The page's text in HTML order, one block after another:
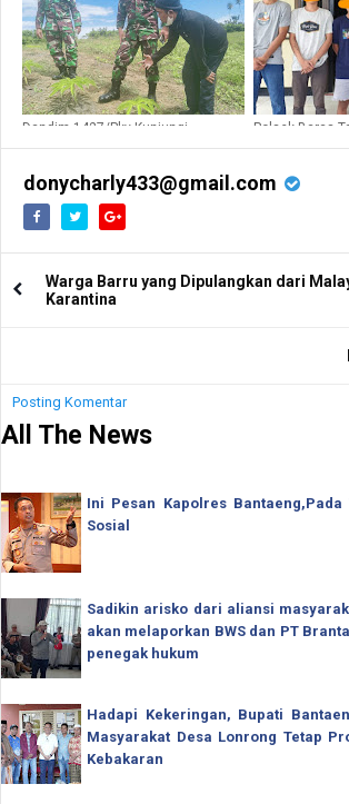
Dandim 1427/Pky Kunjungi
Polsek Baras
donycharly433@gmail.com
Warga Barru yang Dipulangkan dari
Karantina
Posting Komentar
All The News
Ini Pesan Kapolres
Sosial
Sadikin arisko dari aliansi
akan melaporkan BWS dan PT
penegak hukum
Hadapi Kekeringan, Bupati
Masyarakat Desa Lonrong Tetap
Kebakaran